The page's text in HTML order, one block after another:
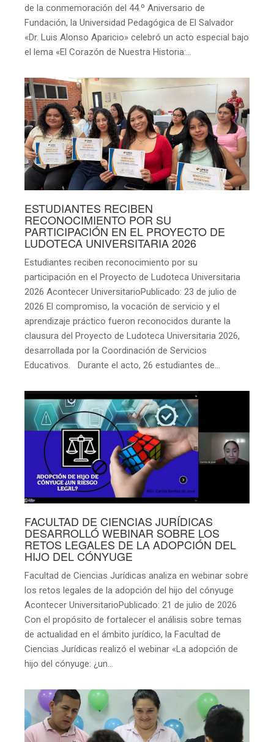
de la conmemoración del 44.º Aniversario de
Fundación, la Universidad Pedagógica de El Salvador
«Dr. Luis Alonso Aparicio» celebró un acto especial bajo
el lema «El Corazón de Nuestra Historia:…
ESTUDIANTES RECIBEN
RECONOCIMIENTO POR SU
PARTICIPACIÓN EN EL PROYECTO DE
LUDOTECA UNIVERSITARIA 2026
Estudiantes reciben reconocimiento por su
participación en el Proyecto de Ludoteca Universitaria
2026 Acontecer UniversitarioPublicado: 23 de julio de
2026 El compromiso, la vocación de servicio y el
aprendizaje práctico fueron reconocidos durante la
clausura del Proyecto de Ludoteca Universitaria 2026,
desarrollada por la Coordinación de Servicios
Educativos. Durante el acto, 26 estudiantes de…
FACULTAD DE CIENCIAS JURÍDICAS
DESARROLLÓ WEBINAR SOBRE LOS
RETOS LEGALES DE LA ADOPCIÓN DEL
HIJO DEL CÓNYUGE
Facultad de Ciencias Jurídicas analiza en webinar sobre
los retos legales de la adopción del hijo del cónyuge
Acontecer UniversitarioPublicado: 21 de julio de 2026
Con el propósito de fortalecer el análisis sobre temas
de actualidad en el ámbito jurídico, la Facultad de
Ciencias Jurídicas realizó el webinar «La adopción de
hijo del cónyuge: ¿un…